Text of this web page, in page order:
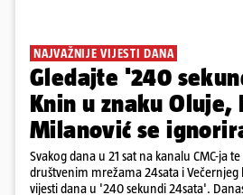
NAJVAŽNIJE VIJESTI DANA
Gledajte '240
Knin u znaku Oluje,
Milanović se
Svakog dana u 21 sat na kanalu CMC-ja
društvenim mrežama 24sata i
vijesti dana u '240 sekundi 24sata'.